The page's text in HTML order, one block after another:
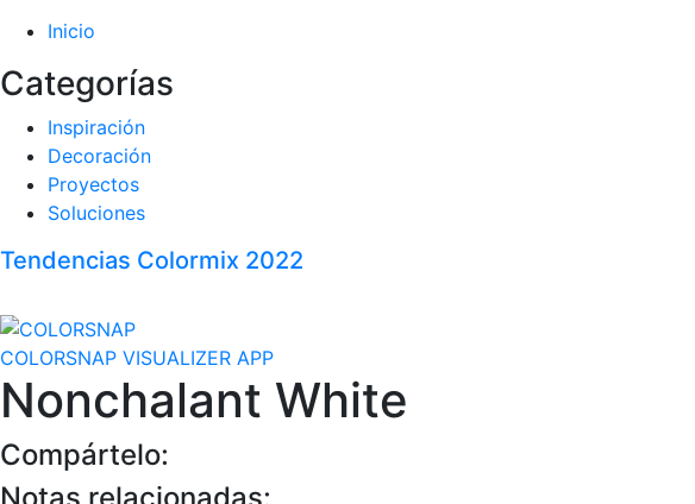
Inicio
Categorías
Inspiración
Decoración
Proyectos
Soluciones
Tendencias Colormix 2022
COLORSNAP VISUALIZER APP
Nonchalant White
Compártelo:
Notas relacionadas: